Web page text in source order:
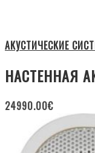
АКУСТИЧЕСКИЕ
НАСТЕННАЯ
24990.00€